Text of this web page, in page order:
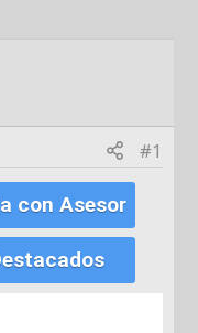
#1
con Asesor